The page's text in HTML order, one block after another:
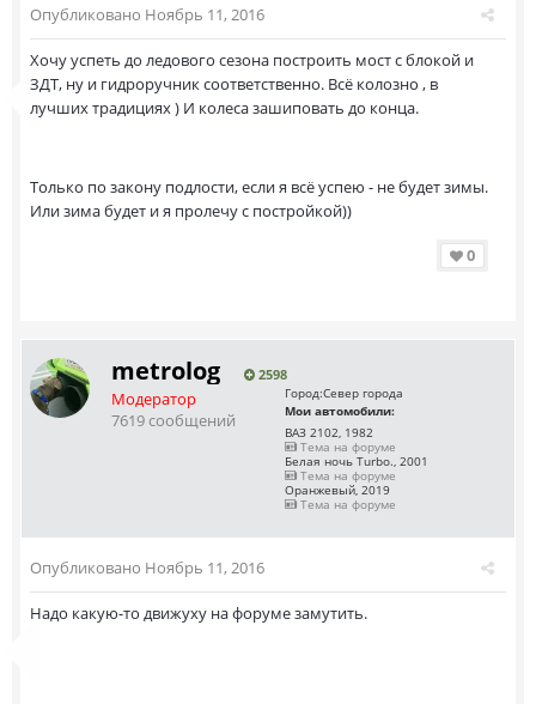
Опубликовано Ноябрь 11, 2016
Хочу успеть до ледового сезона построить мост с блокой и
ЗДТ, ну и гидроручник соответственно. Всё колозно , в
лучших традициях ) И колеса зашиповать до конца.
Только по закону подлости, если я всё успею - не будет зимы.
Или зима будет и я пролечу с постройкой))
0
metrolog 2598
Модератор
7619 сообщений
Город:Север города
Мои автомобили:
ВАЗ 2102, 1982
Тема на форуме
Белая ночь Turbo., 2001
Тема на форуме
Оранжевый, 2019
Тема на форуме
Опубликовано Ноябрь 11, 2016
Надо какую-то движуху на форуме замутить.